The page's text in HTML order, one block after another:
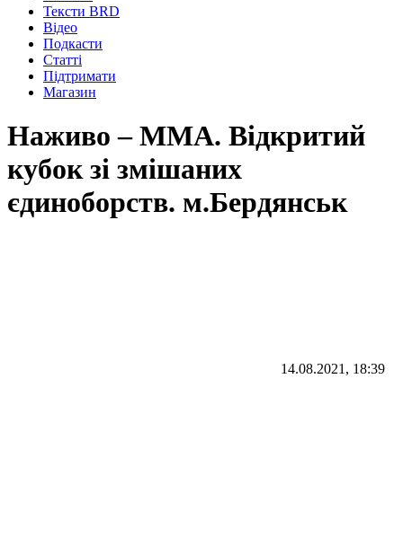
Тексти BRD
Відео
Подкасти
Статті
Підтримати
Магазин
Наживо – ММА. Відкритий
кубок зі змішаних
єдиноборств. м.Бердянськ
14.08.2021, 18:39